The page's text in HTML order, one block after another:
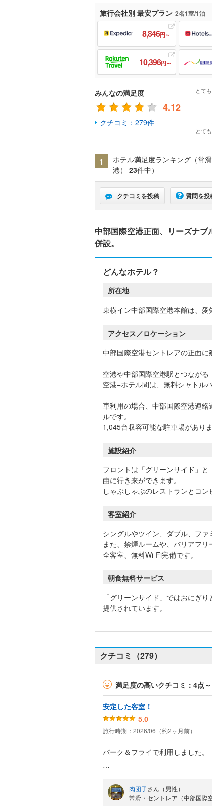
旅行会社別 最安プラン 2名1室/1泊
8,846円～
10,396円～
みんなの満足度
4.12
クチコミ：279件
とて
とて
1
ホテル満足度ランキング（常
港） 23件中）
クチコミを投稿 質問を投
中部国際空港正面、リーズナ
併設。
どんなホテル？
所在地
東横イン中部国際空港本館は、愛
アクセス／ロケーション
中部国際空港セントレアの正面に
空港や中部国際空港駅とつながる
空港−ホテル間は、無料シャトル
車利用の場合、中部国際空港連
ルです。
1,045台収容可能な駐車場がありま
施設紹介
フロントは「グリーンサイド」
由に行き来ができます。
しゃぶしゃぶのレストランとコン
客室紹介
シングルやツイン、ダブル、ファ
また、禁煙ルームや、バリアフ
全客室、無料Wi-Fi完備です。
朝食無料サービス
「グリーンサイド」ではおにぎ
提供されています。
クチコミ（279）
満足度の高いクチコミ：4点～
安定した客室！
5.0
旅行時期：2026/06（約2ヶ月前）
パーク＆フライで利用しました。
１、客室が綺麗で設備がしっかり
２、湿度が高い時期だったが、個
肉団子さん（男性）
常滑・セントレア（中部国際